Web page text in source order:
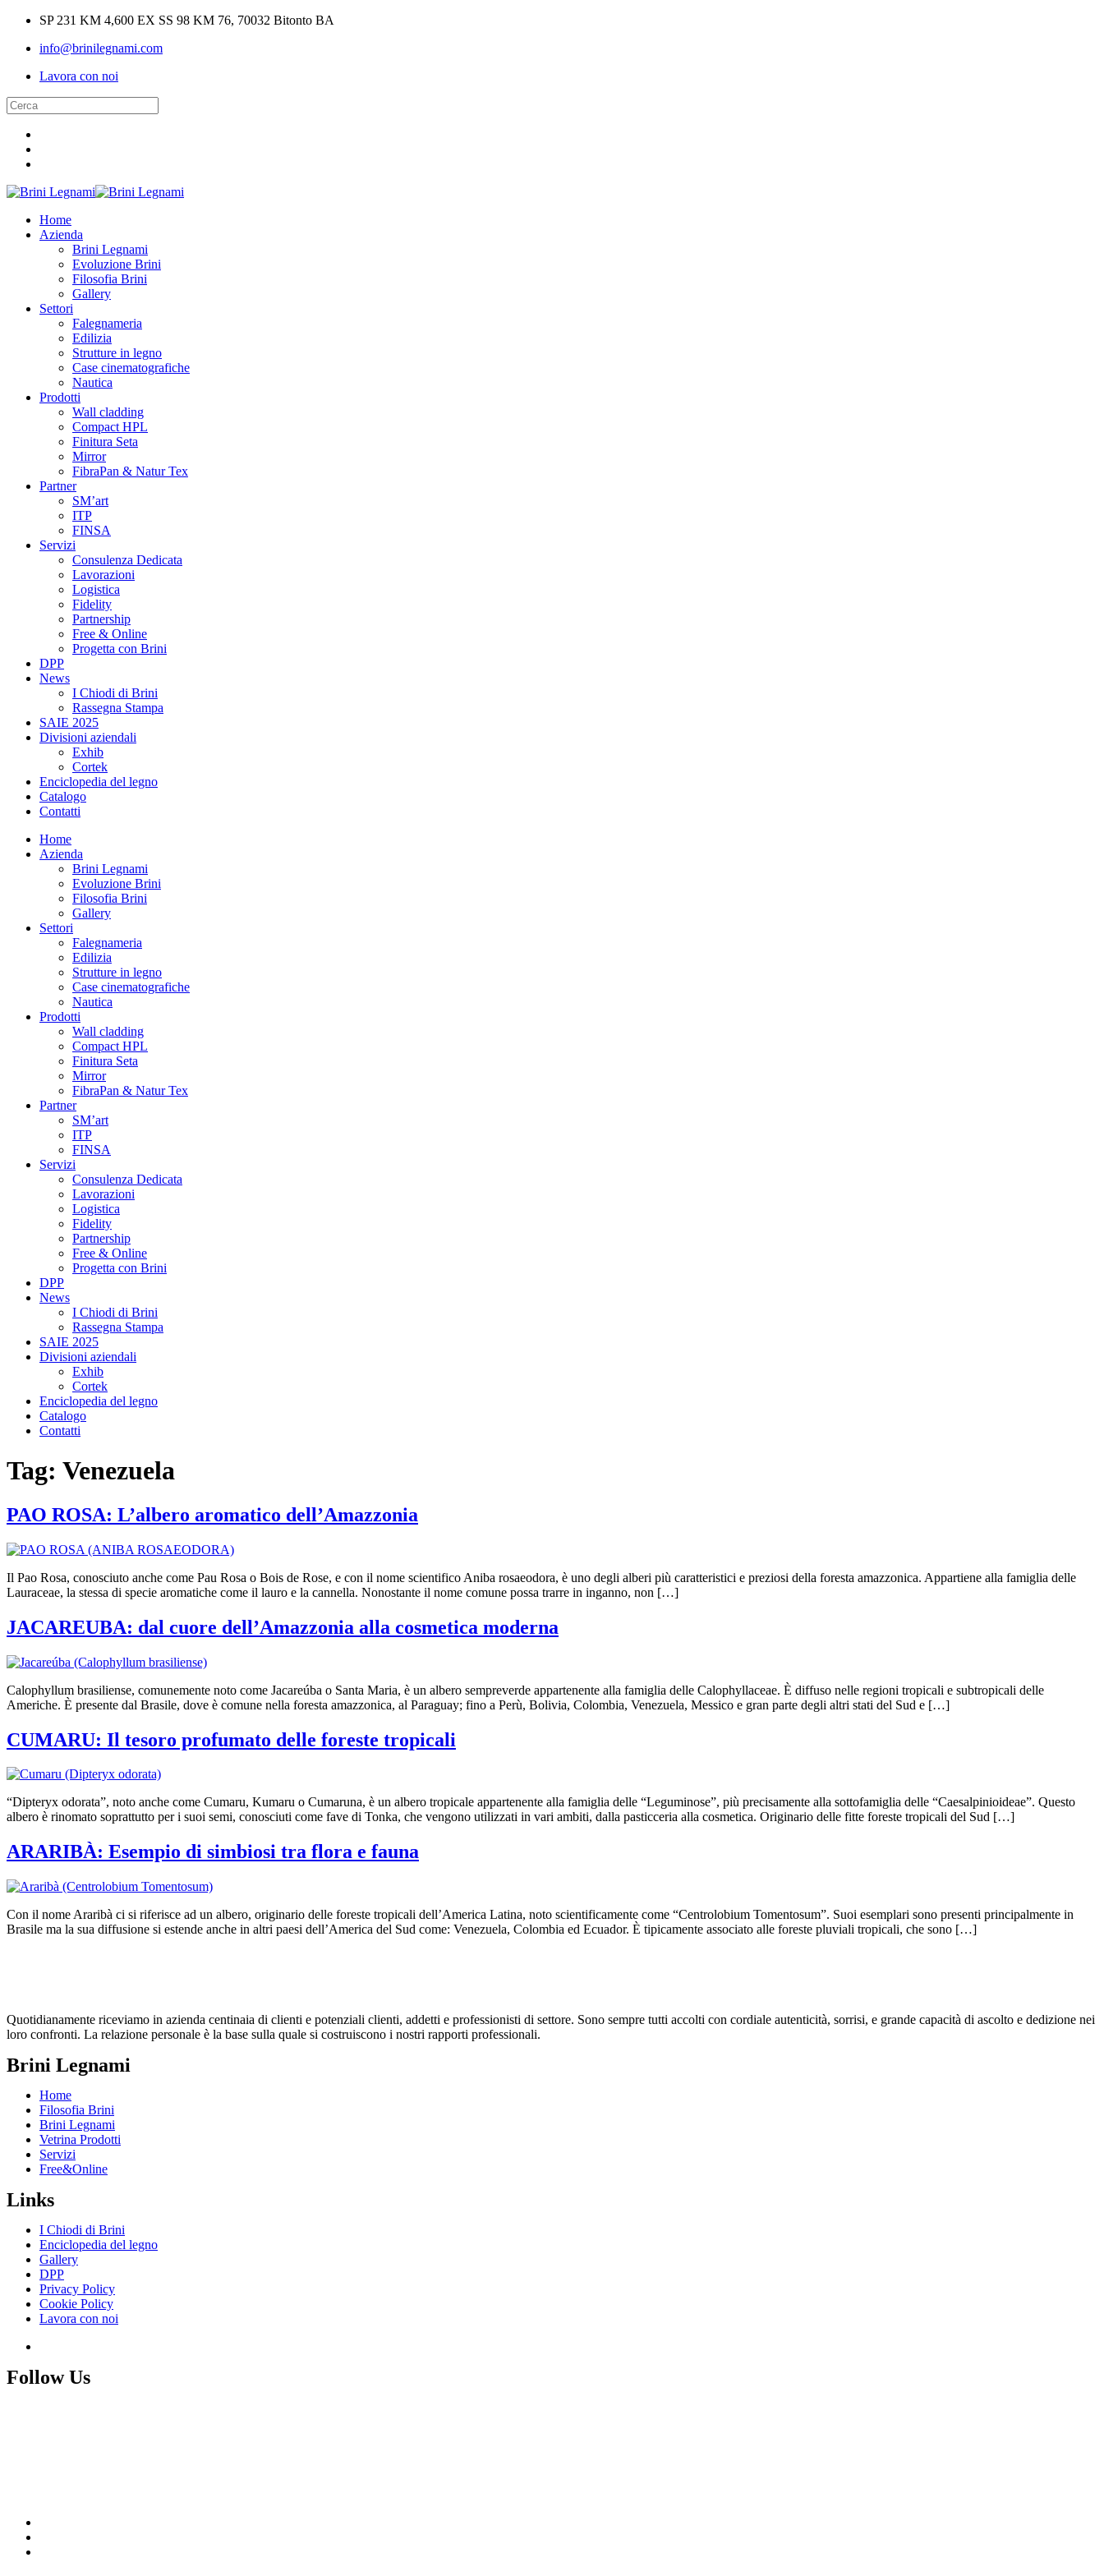
SP 231 KM 4,600 EX SS 98 KM 76, 70032 Bitonto BA
info@brinilegnami.com
Lavora con noi
Home
Azienda
Brini Legnami
Evoluzione Brini
Filosofia Brini
Gallery
Settori
Falegnameria
Edilizia
Strutture in legno
Case cinematografiche
Nautica
Prodotti
Wall cladding
Compact HPL
Finitura Seta
Mirror
FibraPan & Natur Tex
Partner
SM’art
ITP
FINSA
Servizi
Consulenza Dedicata
Lavorazioni
Logistica
Fidelity
Partnership
Free & Online
Progetta con Brini
DPP
News
I Chiodi di Brini
Rassegna Stampa
SAIE 2025
Divisioni aziendali
Exhib
Cortek
Enciclopedia del legno
Catalogo
Contatti
Home
Azienda
Brini Legnami
Evoluzione Brini
Filosofia Brini
Gallery
Settori
Falegnameria
Edilizia
Strutture in legno
Case cinematografiche
Nautica
Prodotti
Wall cladding
Compact HPL
Finitura Seta
Mirror
FibraPan & Natur Tex
Partner
SM’art
ITP
FINSA
Servizi
Consulenza Dedicata
Lavorazioni
Logistica
Fidelity
Partnership
Free & Online
Progetta con Brini
DPP
News
I Chiodi di Brini
Rassegna Stampa
SAIE 2025
Divisioni aziendali
Exhib
Cortek
Enciclopedia del legno
Catalogo
Contatti
Tag: Venezuela
PAO ROSA: L’albero aromatico dell’Amazzonia
Il Pao Rosa, conosciuto anche come Pau Rosa o Bois de Rose, e con il nome scientifico Aniba rosaeodora, è uno degli alberi più caratteristici e preziosi della foresta amazzonica. Appartiene alla famiglia delle
Lauraceae, la stessa di specie aromatiche come il lauro e la cannella. Nonostante il nome comune possa trarre in inganno, non […]
JACAREUBA: dal cuore dell’Amazzonia alla cosmetica moderna
Calophyllum brasiliense, comunemente noto come Jacareúba o Santa Maria, è un albero sempreverde appartenente alla famiglia delle Calophyllaceae. È diffuso nelle regioni tropicali e subtropicali delle
Americhe. È presente dal Brasile, dove è comune nella foresta amazzonica, al Paraguay; fino a Perù, Bolivia, Colombia, Venezuela, Messico e gran parte degli altri stati del Sud e […]
CUMARU: Il tesoro profumato delle foreste tropicali
“Dipteryx odorata”, noto anche come Cumaru, Kumaru o Cumaruna, è un albero tropicale appartenente alla famiglia delle “Leguminose”, più precisamente alla sottofamiglia delle “Caesalpinioideae”. Questo
albero è rinomato soprattutto per i suoi semi, conosciuti come fave di Tonka, che vengono utilizzati in vari ambiti, dalla pasticceria alla cosmetica. Originario delle fitte foreste tropicali del Sud […]
ARARIBÀ: Esempio di simbiosi tra flora e fauna
Con il nome Araribà ci si riferisce ad un albero, originario delle foreste tropicali dell’America Latina, noto scientificamente come “Centrolobium Tomentosum”. Suoi esemplari sono presenti principalmente in
Brasile ma la sua diffusione si estende anche in altri paesi dell’America del Sud come: Venezuela, Colombia ed Ecuador. È tipicamente associato alle foreste pluviali tropicali, che sono […]
Quotidianamente riceviamo in azienda centinaia di clienti e potenziali clienti, addetti e professionisti di settore. Sono sempre tutti accolti con cordiale autenticità, sorrisi, e grande capacità di ascolto e dedizione nei
loro confronti. La relazione personale è la base sulla quale si costruiscono i nostri rapporti professionali.
Brini Legnami
Home
Filosofia Brini
Brini Legnami
Vetrina Prodotti
Servizi
Free&Online
Links
I Chiodi di Brini
Enciclopedia del legno
Gallery
DPP
Privacy Policy
Cookie Policy
Lavora con noi
Follow Us